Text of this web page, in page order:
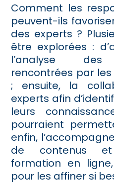
Comment les
peuvent-ils
des experts ?
être explorées :
l’analyse des
rencontrées par
; ensuite, la
experts afin
leurs
pourraient
enfin,
de contenus
formation en
pour les affiner si